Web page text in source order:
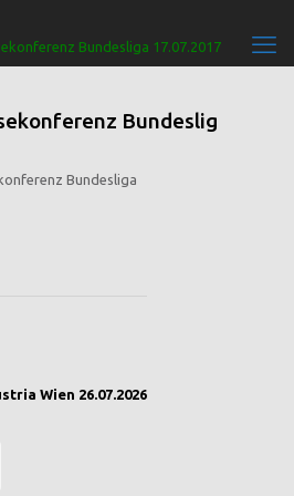
Bundeslig
Bundesliga
Wien 26.07.2026